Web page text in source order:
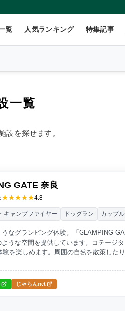
覧 人気ランキング 特集記事
ガロー・キャビン
1組限定貸切
手持ち花火 温泉 プール
一覧
設を探せます。
GATE 奈良
★★★★★4.8
うなグランピング体験。「GLAMPING
ような空間を提供しています。コテージ
験を楽しめます。周囲の自然を散策した
キャンプファイヤー ドッグラン カップル
じゃらんnet